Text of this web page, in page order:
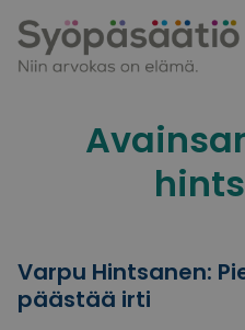
Varpu Hintsanen:
päästää irti